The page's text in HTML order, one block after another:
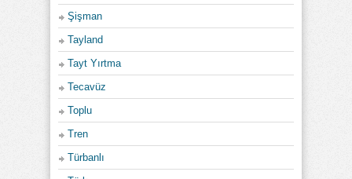
Şişman
Tayland
Tayt Yırtma
Tecavüz
Toplu
Tren
Türbanlı